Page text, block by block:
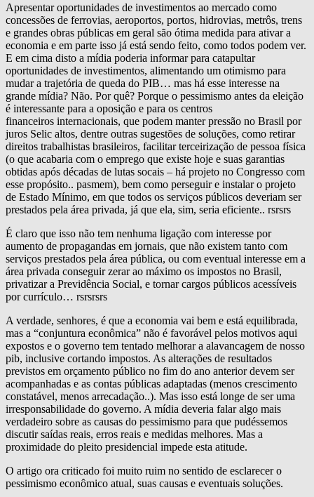
Apresentar oportunidades de investimentos ao mercado como
concessões de ferrovias, aeroportos, portos, hidrovias, metrôs, trens
e grandes obras públicas em geral são ótima medida para ativar a
economia e em parte isso já está sendo feito, como todos podem ver.
E em cima disto a mídia poderia informar para catapultar
oportunidades de investimentos, alimentando um otimismo para
mudar a trajetória de queda do PIB… mas há esse interesse na
grande mídia? Não. Por quê? Porque o pessimismo antes da eleição
é interessante para a oposição e para os centros
financeiros internacionais, que podem manter pressão no Brasil por
juros Selic altos, dentre outras sugestões de soluções, como retirar
direitos trabalhistas brasileiros, facilitar terceirização de pessoa física
(o que acabaria com o emprego que existe hoje e suas garantias
obtidas após décadas de lutas socais – há projeto no Congresso com
esse propósito.. pasmem), bem como perseguir e instalar o projeto
de Estado Mínimo, em que todos os serviços públicos deveriam ser
prestados pela área privada, já que ela, sim, seria eficiente.. rsrsrs
É claro que isso não tem nenhuma ligação com interesse por
aumento de propagandas em jornais, que não existem tanto com
serviços prestados pela área pública, ou com eventual interesse em a
área privada conseguir zerar ao máximo os impostos no Brasil,
privatizar a Previdência Social, e tornar cargos públicos acessíveis
por currículo… rsrsrsrs
A verdade, senhores, é que a economia vai bem e está equilibrada,
mas a “conjuntura econômica” não é favorável pelos motivos aqui
expostos e o governo tem tentado melhorar a alavancagem de nosso
pib, inclusive cortando impostos. As alterações de resultados
previstos em orçamento público no fim do ano anterior devem ser
acompanhadas e as contas públicas adaptadas (menos crescimento
constatável, menos arrecadação..). Mas isso está longe de ser uma
irresponsabilidade do governo. A mídia deveria falar algo mais
verdadeiro sobre as causas do pessimismo para que pudéssemos
discutir saídas reais, erros reais e medidas melhores. Mas a
proximidade do pleito presidencial impede esta atitude.
O artigo ora criticado foi muito ruim no sentido de esclarecer o
pessimismo econômico atual, suas causas e eventuais soluções.